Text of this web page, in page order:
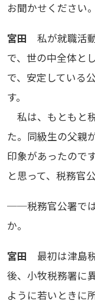
お聞かせください。
宮田 私が就職活
で、世の中全体と
で、安定している
す。
私は、もともと
た。同級生の父親
印象があったので
と思って、税務官
──税務官公署で
か。
宮田 最初は津島
後、小牧税務署に
ように若いときに